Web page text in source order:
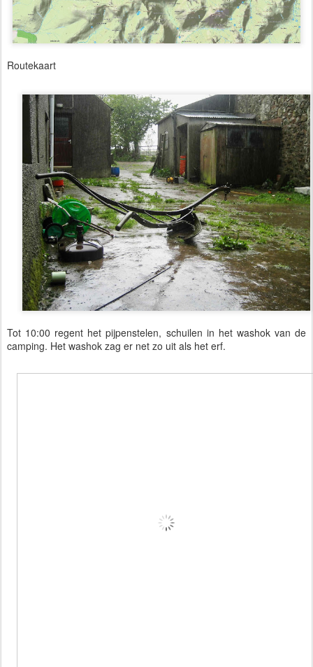
Routekaart
Tot 10:00 regent het pijpenstelen, schuilen in het washok van de
camping. Het washok zag er net zo uit als het erf.